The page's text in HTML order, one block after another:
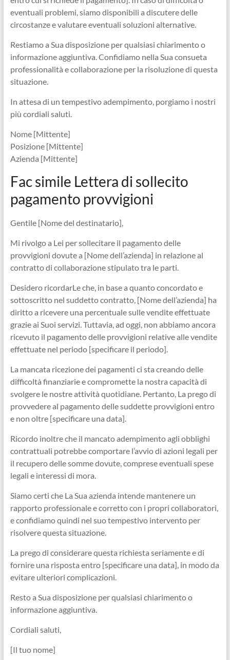
eventuali problemi, siamo disponibili a discutere delle
circostanze e valutare eventuali soluzioni alternative.
Restiamo a Sua disposizione per qualsiasi chiarimento o
informazione aggiuntiva. Confidiamo nella Sua consueta
professionalità e collaborazione per la risoluzione di questa
situazione.
In attesa di un tempestivo adempimento, porgiamo i nostri
più cordiali saluti.
Nome [Mittente]
Posizione [Mittente]
Azienda [Mittente]
Fac simile Lettera di sollecito
pagamento provvigioni
Gentile [Nome del destinatario],
Mi rivolgo a Lei per sollecitare il pagamento delle
provvigioni dovute a [Nome dell’azienda] in relazione al
contratto di collaborazione stipulato tra le parti.
Desidero ricordarLe che, in base a quanto concordato e
sottoscritto nel suddetto contratto, [Nome dell’azienda] ha
diritto a ricevere una percentuale sulle vendite effettuate
grazie ai Suoi servizi. Tuttavia, ad oggi, non abbiamo ancora
ricevuto il pagamento delle provvigioni relative alle vendite
effettuate nel periodo [specificare il periodo].
La mancata ricezione dei pagamenti ci sta creando delle
difficoltà finanziarie e compromette la nostra capacità di
svolgere le nostre attività quotidiane. Pertanto, La prego di
provvedere al pagamento delle suddette provvigioni entro
e non oltre [specificare una data].
Ricordo inoltre che il mancato adempimento agli obblighi
contrattuali potrebbe comportare l’avvio di azioni legali per
il recupero delle somme dovute, comprese eventuali spese
legali e interessi di mora.
Siamo certi che La Sua azienda intende mantenere un
rapporto professionale e corretto con i propri collaboratori,
e confidiamo quindi nel suo tempestivo intervento per
risolvere questa situazione.
La prego di considerare questa richiesta seriamente e di
fornire una risposta entro [specificare una data], in modo da
evitare ulteriori complicazioni.
Resto a Sua disposizione per qualsiasi chiarimento o
informazione aggiuntiva.
Cordiali saluti,
[Il tuo nome]